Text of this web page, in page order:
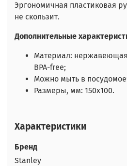
Эргономичная пластиковая
не скользит.
Дополнительные
Материал: нержавеющая
BPA-free;
Можно мыть в
Размеры, мм: 150х100.
Характеристики
Бренд
Stanley